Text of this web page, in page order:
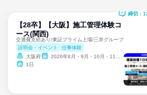
【28卒】【大阪】施工管理体験コ
ース(関西)
交通費支給あり/東証プライム上場/三井グループ
説明会・イベント
仕事体験
大阪府
2026年8月・9月・10月・11月・12月
1日
締切：